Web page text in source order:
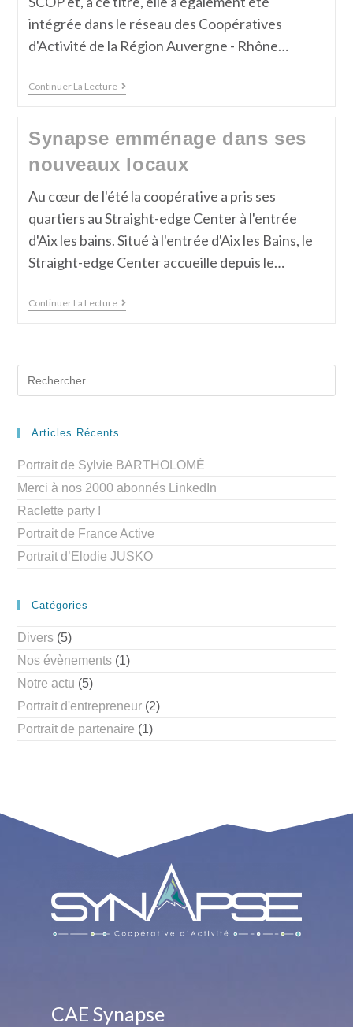
intégrée dans le réseau des Coopératives
d'Activité de la Région Auvergne - Rhône…
Continuer La Lecture
Synapse emménage dans ses
nouveaux locaux
Au cœur de l'été la coopérative a pris ses
quartiers au Straight-edge Center à l'entrée
d'Aix les bains. Situé à l'entrée d'Aix les Bains, le
Straight-edge Center accueille depuis le…
Continuer La Lecture
Articles Récents
Portrait de Sylvie BARTHOLOMÉ
Merci à nos 2000 abonnés LinkedIn
Raclette party !
Portrait de France Active
Portrait d’Elodie JUSKO
Catégories
Divers (5)
Nos évènements (1)
Notre actu (5)
Portrait d'entrepreneur (2)
Portrait de partenaire (1)
CAE Synapse